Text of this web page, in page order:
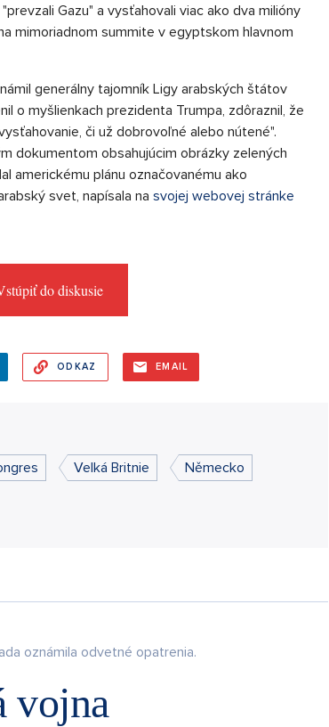
Gazu" a vysťahovali viac ako dva milióny
mimoriadnom summite v egyptskom hlavnom
generálny tajomník Ligy arabských štátov
o myšlienkach prezidenta Trumpa, zdôraznil, že
či už dobrovoľné alebo nútené".
dokumentom obsahujúcim obrázky zelených
americkému plánu označovanému ako
svet, napísala na svojej webovej stránke
do diskusie
ODKAZ EMAIL
Velká Britnie Německo
oznámila odvetné opatrenia.
vojna